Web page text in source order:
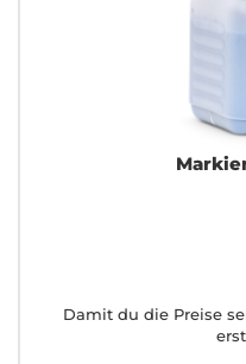
Damit du die Preise
erst